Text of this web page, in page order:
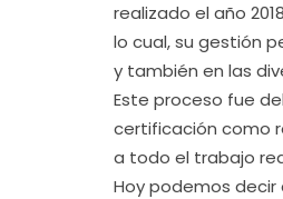
realizado el año
lo cual, su gestión
y también en las
Este proceso fue
certificación como
a todo el trabajo
Hoy podemos decir